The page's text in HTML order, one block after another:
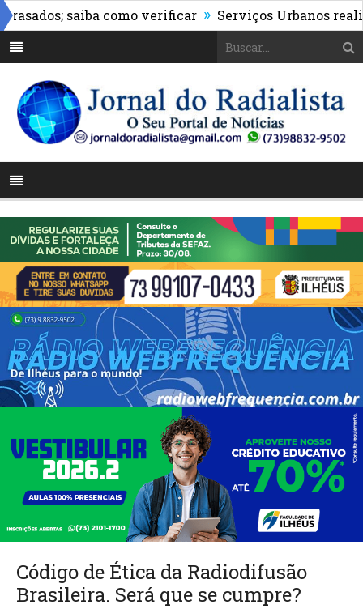
saiba como verificar » Serviços Urbanos realiza
Código de Ética da Radiodifusão
Brasileira. Será que se cumpre?